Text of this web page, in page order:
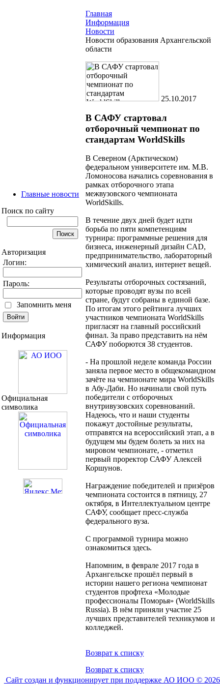
Главные новости
Поиск по сайту
Авторизация
Логин:
Пароль:
Запомнить меня
Информация
Официальная
символика
Главная
Информация
Новости
Новости образования Архангельской
области
25.10.2017
В САФУ стартовал
отборочный чемпионат по
стандартам WorldSkills
В Северном (Арктическом)
федеральном университете им. М.В.
Ломоносова начались соревнования в
рамках отборочного этапа
межвузовского чемпионата
WorldSkills.
В течение двух дней будет идти
борьба по пяти компетенциям
турнира: программные решения для
бизнеса, инженерный дизайн CAD,
предпринимательство, лабораторный
химический анализ, интернет вещей.
Результаты отборочных состязаний,
которые проводят вузы по всей
стране, будут собраны в единой базе.
По итогам этого рейтинга лучших
участников чемпионата WorldSkills
пригласят на главный российский
финал. За право представить на нём
САФУ поборются 38 студентов.
- На прошлой неделе команда России
заняла первое место в общекомандном
зачёте на чемпионате мира WorldSkills
в Абу-Даби. Но начинали свой путь
победители с отборочных
внутривузовских соревнований.
Надеюсь, что и наши студенты
покажут достойные результаты,
отправятся на всероссийский этап, а в
будущем мы будем болеть за них на
мировом чемпионате, - отметил
первый проректор САФУ Алексей
Коршунов.
Награждение победителей и призёров
чемпионата состоится в пятницу, 27
октября, в Интеллектуальном центре
САФУ, сообщает пресс-служба
федерального вуза.
С программой турнира можно
ознакомиться здесь.
Напомним, в феврале 2017 года в
Архангельске прошёл первый в
истории нашего региона чемпионат
студентов профтеха «Молодые
профессионалы Поморья» (WorldSkills
Russia). В нём приняли участие 25
лучших представителей техникумов и
колледжей.
Возврат к списку
Возврат к списку
Сайт создан и функционирует при поддержке АО ИОО © 2026